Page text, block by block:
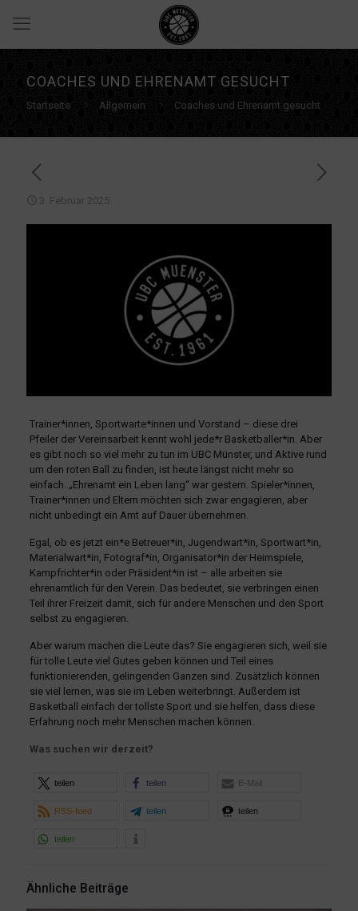
COACHES UND EHRENAMT GESUCHT
Startseite Allgemein Coaches und Ehrenamt gesucht
3. Februar 2025
Trainer*innen, Sportwarte*innen und Vorstand – diese drei
Pfeiler der Vereinsarbeit kennt wohl jede*r Basketballer*in. Aber
es gibt noch so viel mehr zu tun im UBC Münster, und Aktive rund
um den roten Ball zu finden, ist heute längst nicht mehr so
einfach. „Ehrenamt ein Leben lang“ war gestern. Spieler*innen,
Trainer*innen und Eltern möchten sich zwar engagieren, aber
nicht unbedingt ein Amt auf Dauer übernehmen.
Egal, ob es jetzt ein*e Betreuer*in, Jugendwart*in, Sportwart*in,
Materialwart*in, Fotograf*in, Organisator*in der Heimspiele,
Kampfrichter*in oder Präsident*in ist – alle arbeiten sie
ehrenamtlich für den Verein. Das bedeutet, sie verbringen einen
Teil ihrer Freizeit damit, sich für andere Menschen und den Sport
selbst zu engagieren.
Aber warum machen die Leute das? Sie engagieren sich, weil sie
für tolle Leute viel Gutes geben können und Teil eines
funktionierenden, gelingenden Ganzen sind. Zusätzlich können
sie viel lernen, was sie im Leben weiterbringt. Außerdem ist
Basketball einfach der tollste Sport und sie helfen, dass diese
Erfahrung noch mehr Menschen machen können.
Was suchen wir derzeit?
teilen teilen E-Mail
RSS-feed teilen teilen
teilen
Ähnliche Beiträge